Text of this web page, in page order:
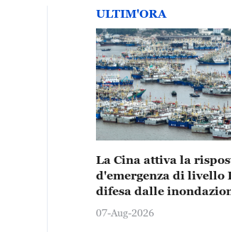
ULTIM'ORA
La Cina attiva la
d'emergenza di livello
difesa dalle
province e città
07-Aug-2026